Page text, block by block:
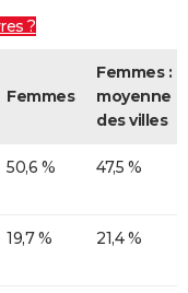
?
Femmes
Femmes :
moyenne
des villes
50,6 % 47,5 %
19,7 % 21,4 %